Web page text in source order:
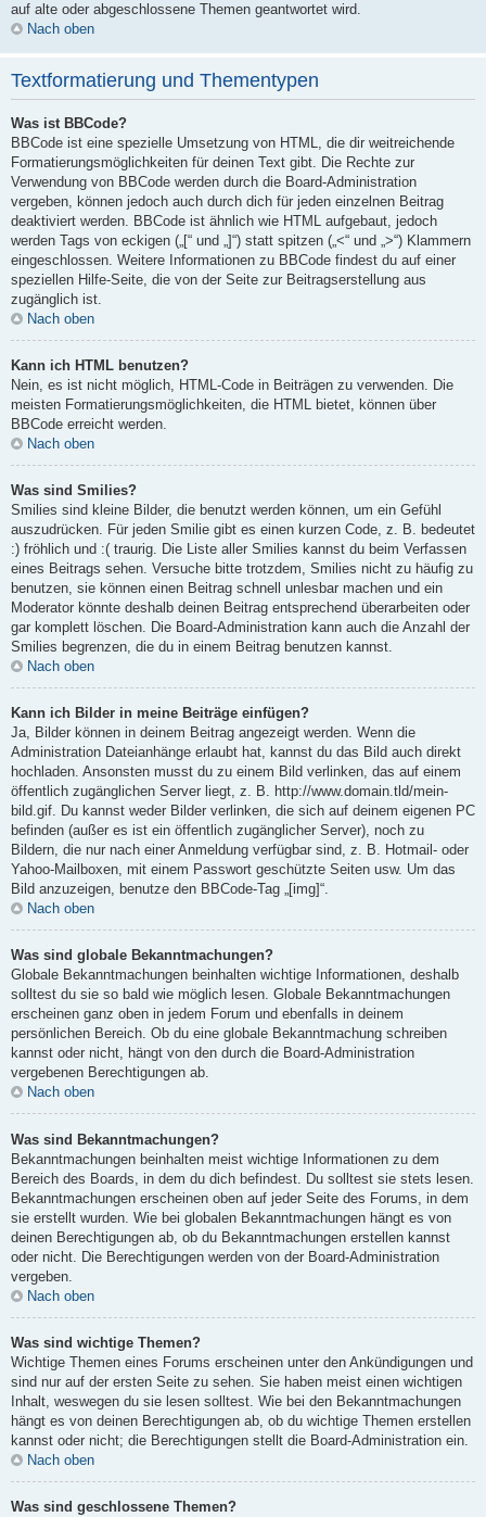
auf alte oder abgeschlossene Themen geantwortet wird.
Nach oben
Textformatierung und Thementypen
Was ist BBCode?
BBCode ist eine spezielle Umsetzung von HTML, die dir weitreichende
Formatierungsmöglichkeiten für deinen Text gibt. Die Rechte zur
Verwendung von BBCode werden durch die Board-Administration
vergeben, können jedoch auch durch dich für jeden einzelnen Beitrag
deaktiviert werden. BBCode ist ähnlich wie HTML aufgebaut, jedoch
werden Tags von eckigen („[“ und „]“) statt spitzen („<“ und „>“) Klammern
eingeschlossen. Weitere Informationen zu BBCode findest du auf einer
speziellen Hilfe-Seite, die von der Seite zur Beitragserstellung aus
zugänglich ist.
Nach oben
Kann ich HTML benutzen?
Nein, es ist nicht möglich, HTML-Code in Beiträgen zu verwenden. Die
meisten Formatierungsmöglichkeiten, die HTML bietet, können über
BBCode erreicht werden.
Nach oben
Was sind Smilies?
Smilies sind kleine Bilder, die benutzt werden können, um ein Gefühl
auszudrücken. Für jeden Smilie gibt es einen kurzen Code, z. B. bedeutet
:) fröhlich und :( traurig. Die Liste aller Smilies kannst du beim Verfassen
eines Beitrags sehen. Versuche bitte trotzdem, Smilies nicht zu häufig zu
benutzen, sie können einen Beitrag schnell unlesbar machen und ein
Moderator könnte deshalb deinen Beitrag entsprechend überarbeiten oder
gar komplett löschen. Die Board-Administration kann auch die Anzahl der
Smilies begrenzen, die du in einem Beitrag benutzen kannst.
Nach oben
Kann ich Bilder in meine Beiträge einfügen?
Ja, Bilder können in deinem Beitrag angezeigt werden. Wenn die
Administration Dateianhänge erlaubt hat, kannst du das Bild auch direkt
hochladen. Ansonsten musst du zu einem Bild verlinken, das auf einem
öffentlich zugänglichen Server liegt, z. B. http://www.domain.tld/mein-
bild.gif. Du kannst weder Bilder verlinken, die sich auf deinem eigenen PC
befinden (außer es ist ein öffentlich zugänglicher Server), noch zu
Bildern, die nur nach einer Anmeldung verfügbar sind, z. B. Hotmail- oder
Yahoo-Mailboxen, mit einem Passwort geschützte Seiten usw. Um das
Bild anzuzeigen, benutze den BBCode-Tag „[img]“.
Nach oben
Was sind globale Bekanntmachungen?
Globale Bekanntmachungen beinhalten wichtige Informationen, deshalb
solltest du sie so bald wie möglich lesen. Globale Bekanntmachungen
erscheinen ganz oben in jedem Forum und ebenfalls in deinem
persönlichen Bereich. Ob du eine globale Bekanntmachung schreiben
kannst oder nicht, hängt von den durch die Board-Administration
vergebenen Berechtigungen ab.
Nach oben
Was sind Bekanntmachungen?
Bekanntmachungen beinhalten meist wichtige Informationen zu dem
Bereich des Boards, in dem du dich befindest. Du solltest sie stets lesen.
Bekanntmachungen erscheinen oben auf jeder Seite des Forums, in dem
sie erstellt wurden. Wie bei globalen Bekanntmachungen hängt es von
deinen Berechtigungen ab, ob du Bekanntmachungen erstellen kannst
oder nicht. Die Berechtigungen werden von der Board-Administration
vergeben.
Nach oben
Was sind wichtige Themen?
Wichtige Themen eines Forums erscheinen unter den Ankündigungen und
sind nur auf der ersten Seite zu sehen. Sie haben meist einen wichtigen
Inhalt, weswegen du sie lesen solltest. Wie bei den Bekanntmachungen
hängt es von deinen Berechtigungen ab, ob du wichtige Themen erstellen
kannst oder nicht; die Berechtigungen stellt die Board-Administration ein.
Nach oben
Was sind geschlossene Themen?